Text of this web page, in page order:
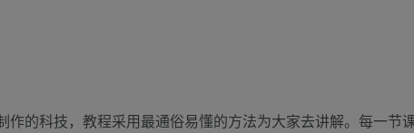
的科技，教程采用最通俗易懂的方法为大家去讲解。每一节